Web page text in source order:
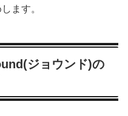
ます。
ジョウンド)の